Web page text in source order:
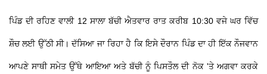
ਪਿੰਡ ਦੀ ਰਹਿਣ ਵਾਲੀ 12 ਸਾਲਾ ਬੱਚੀ ਐਤਵਾਰ ਰਾਤ ਕਰੀਬ 10:30 ਵਜੇ ਘਰ ਵਿੱਚ
ਸ਼ੌਚ ਲਈ ਉੱਠੀ ਸੀ। ਦੱਸਿਆ ਜਾ ਰਿਹਾ ਹੈ ਕਿ ਇਸੇ ਦੌਰਾਨ ਪਿੰਡ ਦਾ ਹੀ ਇੱਕ ਨੌਜਵਾਨ
ਆਪਣੇ ਸਾਥੀ ਸਮੇਤ ਉੱਥੇ ਆਇਆ ਅਤੇ ਬੱਚੀ ਨੂੰ ਪਿਸਤੌਲ ਦੀ ਨੋਕ 'ਤੇ ਅਗਵਾ ਕਰਕੇ